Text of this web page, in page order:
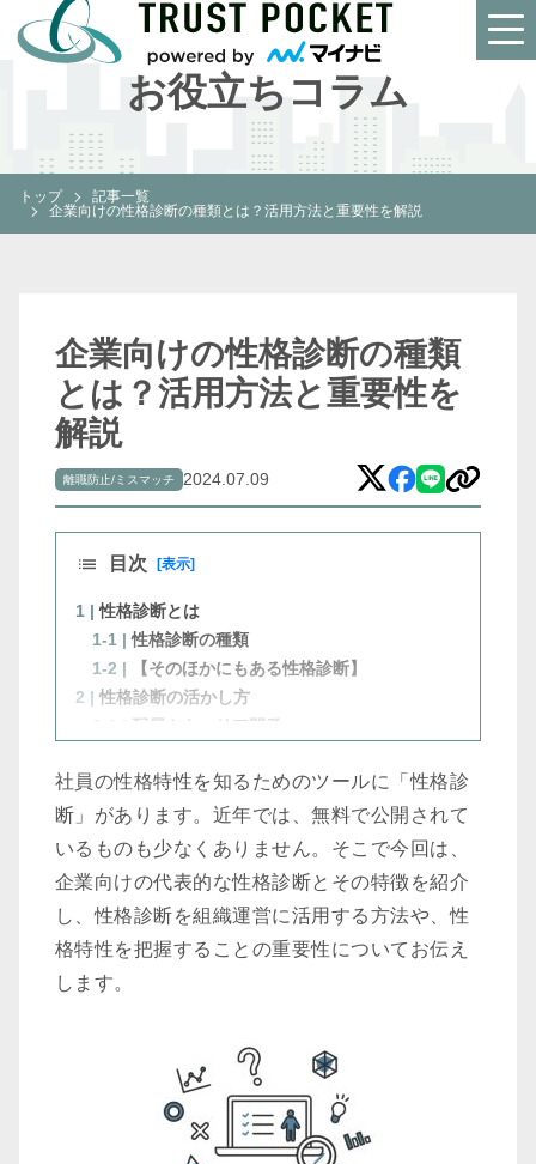
INFORMATION
お役立ちコラム
トップ
記事一覧
企業向けの性格診断の種類とは？活用方法と重要性を解説
企業向けの性格診断の種類
とは？活用方法と重要性を
解説
離職防止/ミスマッチ 2024.07.09
目次 [表示]
1 |性格診断とは
1-1 |性格診断の種類
1-2 |
【そのほかにもある性格診断】
2 | 性格診断の活かし方
2-1 | 配属やキャリア開発
2-3 |ストレスマネジメント
3 |職場でのコミュニケーションと自己理解の重要
性
4 |
まとめ
4-1 |
リファレンスチェックサービスなら
『TRUST POCKET（トラストポケット）』
社員の性格特性を知るためのツールに「性格診
断」があります。近年では、無料で公開されて
いるものも少なくありません。そこで今回は、
企業向けの代表的な性格診断とその特徴を紹介
し、性格診断を組織運営に活用する方法や、性
格特性を把握することの重要性についてお伝え
します。